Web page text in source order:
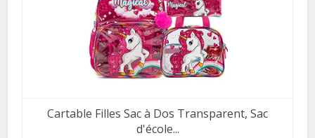
Cartable Filles Sac à Dos Transparent, Sac
d'école...